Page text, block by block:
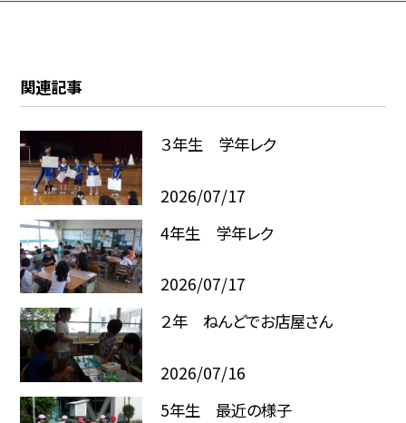
関連記事
３年生 学年レク
2026/07/17
4年生 学年レク
2026/07/17
２年 ねんどでお店屋さん
2026/07/16
5年生 最近の様子